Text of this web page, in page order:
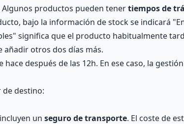
productos pueden tenertiempos de
bajo la información de stock se indicará
significa que el producto habitualmente
añadir otros dos días más.
después de las 12h. En ese caso, la
de destino:
un seguro de transporte. El coste de